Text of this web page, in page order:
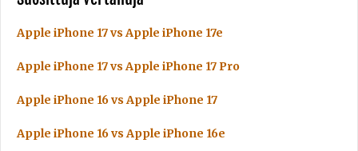
Apple iPhone 17 vs Apple iPhone 17e
Apple iPhone 17 vs Apple iPhone 17 Pro
Apple iPhone 16 vs Apple iPhone 17
Apple iPhone 16 vs Apple iPhone 16e